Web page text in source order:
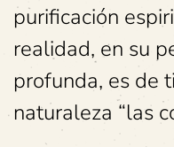
purificación
realidad, en su
profunda, es de
naturaleza “las